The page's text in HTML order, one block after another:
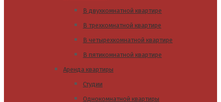
В двухкомнатной квартире
В трехкомнатной квартире
В четырехкомнатной квартире
В пятикомнатной квартире
Аренда квартиры
Студии
Однокомнатной квартиры